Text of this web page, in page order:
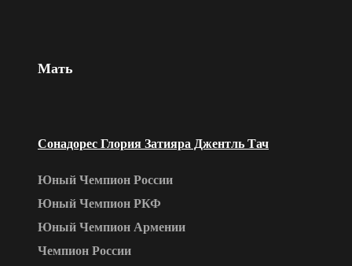
Мать
Сонадорес Глория Затияра Джентль Тач
Юный Чемпион России
Юный Чемпион РКФ
Юный Чемпион Армении
Чемпион России